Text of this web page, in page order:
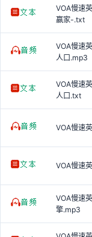
VOA慢速
赢家-.txt
VOA慢速
人口.mp3
VOA慢速
人口.txt
VOA慢速
VOA慢速
VOA慢速
擎.mp3